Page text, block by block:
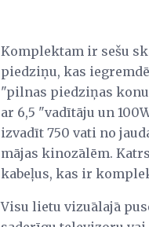
Komplektam ir sešu
piedziņu, kas
"pilnas piedziņas
ar 6,5 "vadītāju un
izvadīt 750 vati no
mājas kinozālēm.
kabeļus, kas ir
Visu lietu vizuālajā